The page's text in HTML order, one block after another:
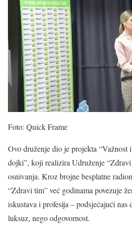
Foto: Quick Frame
Ovo druženje dio je projekta “Važnost
dojki”, koji realizira Udruženje
osnivanja. Kroz brojne besplatne
“Zdravi tim” već godinama povezuje
iskustava i profesija – podsjećajući
luksuz, nego odgovornost.